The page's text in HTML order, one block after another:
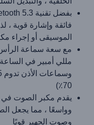
فائقة وإشارة قوية ،
الموسيقى أو إجراء
70٪)
يقدم مكبر الصوت في
وواسعًا ، مما يجعل
وصوت الجهير قويًا